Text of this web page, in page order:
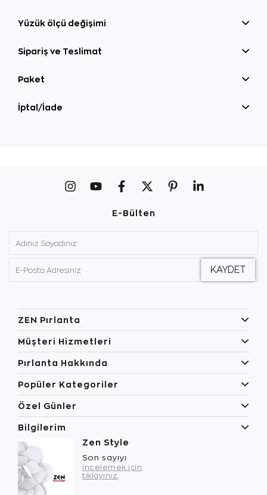
Yüzük ölçü değişimi
Sipariş ve Teslimat
Paket
İptal/İade
E-Bülten
ZEN Pırlanta
Müşteri Hizmetleri
Pırlanta Hakkında
Popüler Kategoriler
Özel Günler
Bilgilerim
Zen Style
Son sayıyı
incelemek için
tıklayınız.